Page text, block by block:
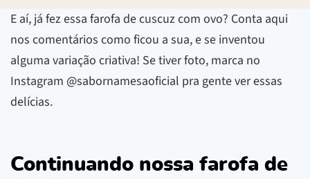
E aí, já fez essa farofa de cuscuz com ovo? Conta aqui
nos comentários como ficou a sua, e se inventou
alguma variação criativa! Se tiver foto, marca no
Instagram @sabornamesaoficial pra gente ver essas
delícias.
Continuando nossa farofa de